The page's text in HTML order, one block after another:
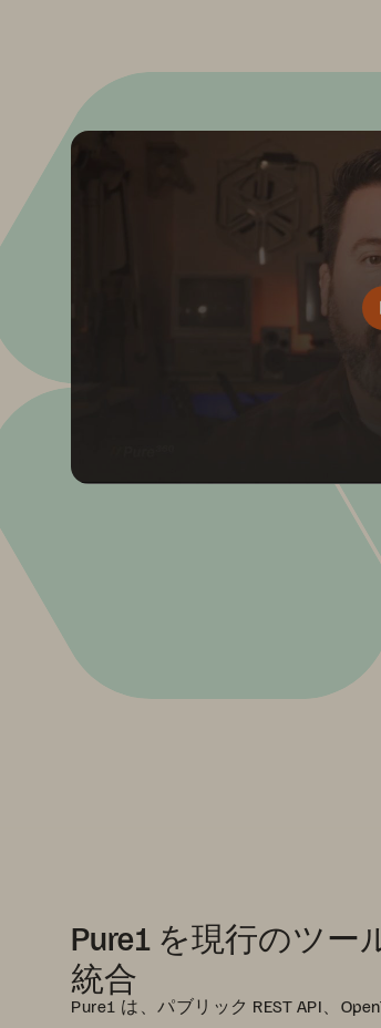
Pure1 を現行のツー
統合
Pure1 は、パブリック REST API、